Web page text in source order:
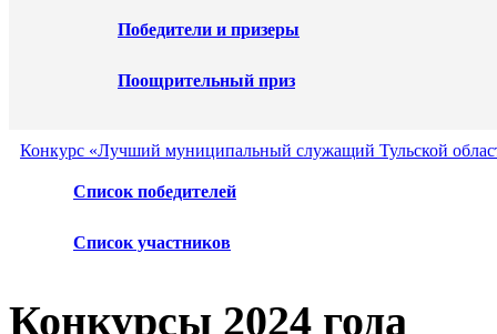
Победители и призеры
Поощрительный приз
Конкурс «Лучший муниципальный служащий Тульской
Список победителей
Список участников
Конкурсы 2024 года